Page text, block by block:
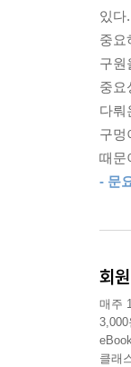
정신
자
자
겪
섬
이
자존
이
자
사
있
중
구원
중요
다
구
때문
- 문
회
매주
클래